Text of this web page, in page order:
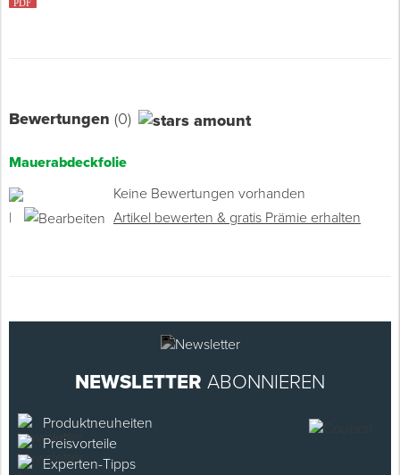
Bewertungen (0)
Mauerabdeckfolie
Keine Bewertungen vorhanden
|
Artikel bewerten & gratis Prämie erhalten
NEWSLETTER ABONNIEREN
Produktneuheiten
Preisvorteile
Experten-Tipps